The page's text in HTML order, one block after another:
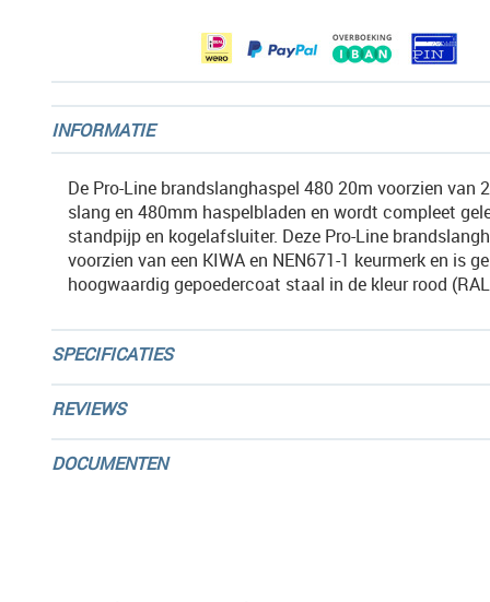
INFORMATIE
De Pro-Line brandslanghaspel 480 20m voorzien van
slang en 480mm haspelbladen en wordt compleet
standpijp en kogelafsluiter. Deze Pro-Line
voorzien van een KIWA en NEN671-1 keurmerk en is
hoogwaardig gepoedercoat staal in de kleur rood
SPECIFICATIES
REVIEWS
DOCUMENTEN